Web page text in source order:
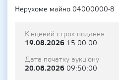
Нерухоме майно 04000000-8
Кінцевий строк подання
19.08.2026 15:00:00
Дата початку аукціону
20.08.2026 09:50:00